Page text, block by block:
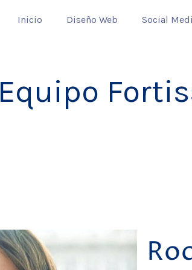
Inicio Diseño Web Social
Equipo